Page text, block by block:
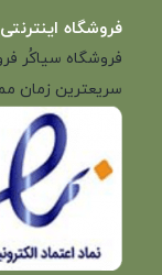
فروشگاه
سریعترین زمان